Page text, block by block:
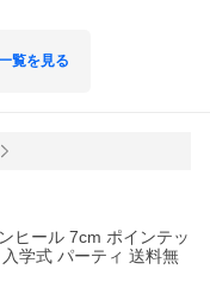
覧を見る
ヒール 7cm ポインテッ
学式 パーティ 送料無